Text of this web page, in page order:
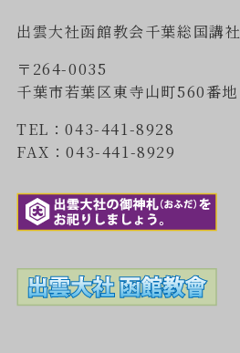
出雲大社函館教会千葉総国講社
〒264-0035
千葉市若葉区東寺山町560番地
TEL：043-441-8928
FAX：043-441-8929